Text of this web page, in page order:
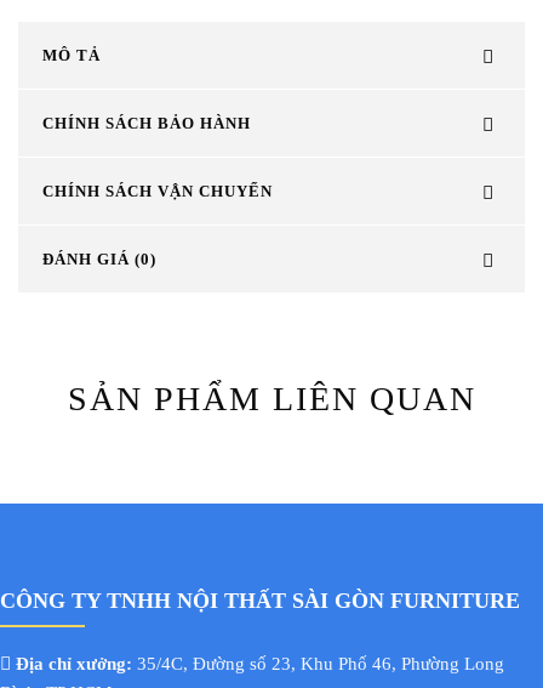
MÔ TẢ
CHÍNH SÁCH BẢO HÀNH
CHÍNH SÁCH VẬN CHUYỂN
ĐÁNH GIÁ (0)
SẢN PHẨM LIÊN QUAN
CÔNG TY TNHH NỘI THẤT SÀI GÒN FURNITURE
Địa chỉ xưởng: 35/4C, Đường số 23, Khu Phố 46, Phường Long